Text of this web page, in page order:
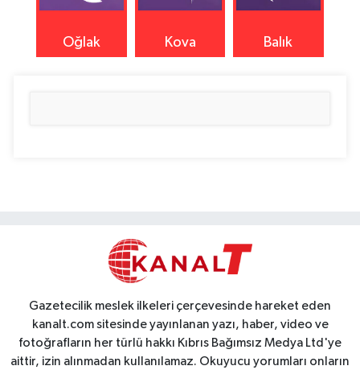
Oğlak Kova Balık
Gazetecilik meslek ilkeleri çerçevesinde hareket eden
kanalt.com sitesinde yayınlanan yazı, haber, video ve
fotoğrafların her türlü hakkı Kıbrıs Bağımsız Medya Ltd'ye
aittir, izin alınmadan kullanılamaz. Okuyucu yorumları onların